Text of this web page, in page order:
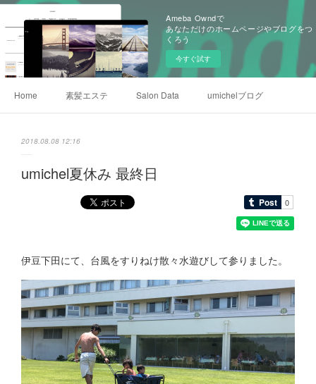
Ameba Owndで
あなただけのホームページやブログをつ
くろう
今すぐ試す
Home 素髪エステ Salon Data umichelブログ
2018.08.08 12:16
umichel夏休み 最終日
伊豆下田にて、台風をすりねけ散々水遊びして参りました。